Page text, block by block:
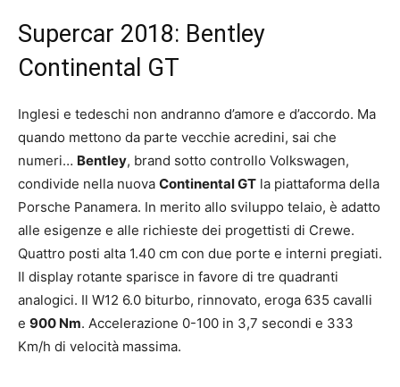
Supercar 2018: Bentley
Continental GT
Inglesi e tedeschi non andranno d’amore e d’accordo. Ma
quando mettono da parte vecchie acredini, sai che
numeri… Bentley, brand sotto controllo Volkswagen,
condivide nella nuova Continental GT la piattaforma della
Porsche Panamera. In merito allo sviluppo telaio, è adatto
alle esigenze e alle richieste dei progettisti di Crewe.
Quattro posti alta 1.40 cm con due porte e interni pregiati.
Il display rotante sparisce in favore di tre quadranti
analogici. Il W12 6.0 biturbo, rinnovato, eroga 635 cavalli
e 900 Nm. Accelerazione 0-100 in 3,7 secondi e 333
Km/h di velocità massima.